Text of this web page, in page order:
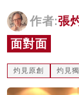
影片
名家榜
灼見活動
關於我們
作者:張
面對面
灼見原創 灼見